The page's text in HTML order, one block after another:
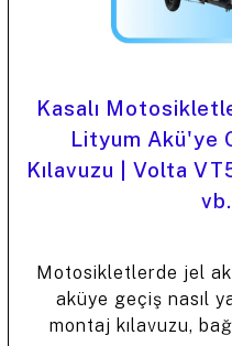
Kasalı
Lityum Akü'ye
Kılavuzu | Volta
vb.
Motosikletlerde jel
aküye geçiş nasıl
montaj kılavuzu,